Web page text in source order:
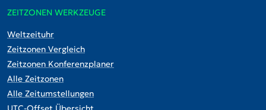
ZEITZONEN WERKZEUGE
Weltzeituhr
Zeitzonen Vergleich
Zeitzonen Konferenzplaner
Alle Zeitzonen
Alle Zeitumstellungen